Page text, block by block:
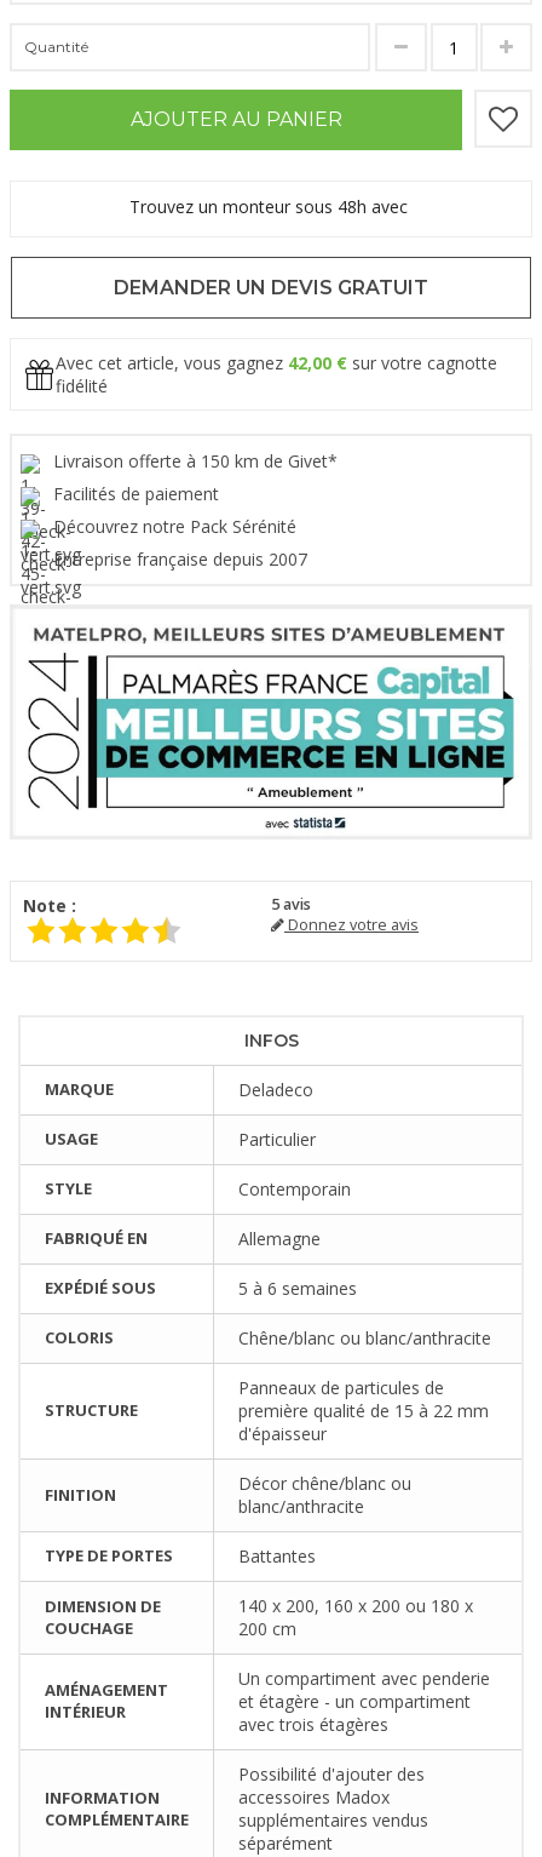
Quantité
AJOUTER AU PANIER
Trouvez un monteur sous 48h avec
DEMANDER UN DEVIS GRATUIT
Avec cet article, vous gagnez 42,00 € sur votre cagnotte
fidélité
Livraison offerte à 150 km de Givet*
Facilités de paiement
Découvrez notre Pack Sérénité
Entreprise française depuis 2007
Note : 5avis
Donnez votre avis
INFOS
MARQUE Deladeco
USAGE Particulier
STYLE Contemporain
FABRIQUÉ EN Allemagne
EXPÉDIÉ SOUS 5 à 6 semaines
COLORIS Chêne/blanc ou blanc/anthracite
STRUCTURE
Panneaux de particules de
première qualité de 15 à 22 mm
d'épaisseur
FINITION
Décor chêne/blanc ou
blanc/anthracite
TYPE DE PORTES Battantes
DIMENSION DE
COUCHAGE
140 x 200, 160 x 200 ou 180 x
200 cm
AMÉNAGEMENT
INTÉRIEUR
Un compartiment avec penderie
et étagère - un compartiment
avec trois étagères
INFORMATION
COMPLÉMENTAIRE
Possibilité d'ajouter des
accessoires Madox
supplémentaires vendus
séparément